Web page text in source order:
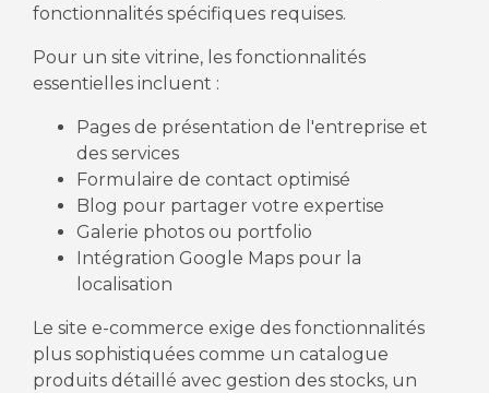
fonctionnalités spécifiques requises.
Pour un site vitrine, les fonctionnalités
essentielles incluent :
Pages de présentation de l'entreprise et
des services
Formulaire de contact optimisé
Blog pour partager votre expertise
Galerie photos ou portfolio
Intégration Google Maps pour la
localisation
Le site e-commerce exige des fonctionnalités
plus sophistiquées comme un catalogue
produits détaillé avec gestion des stocks, un